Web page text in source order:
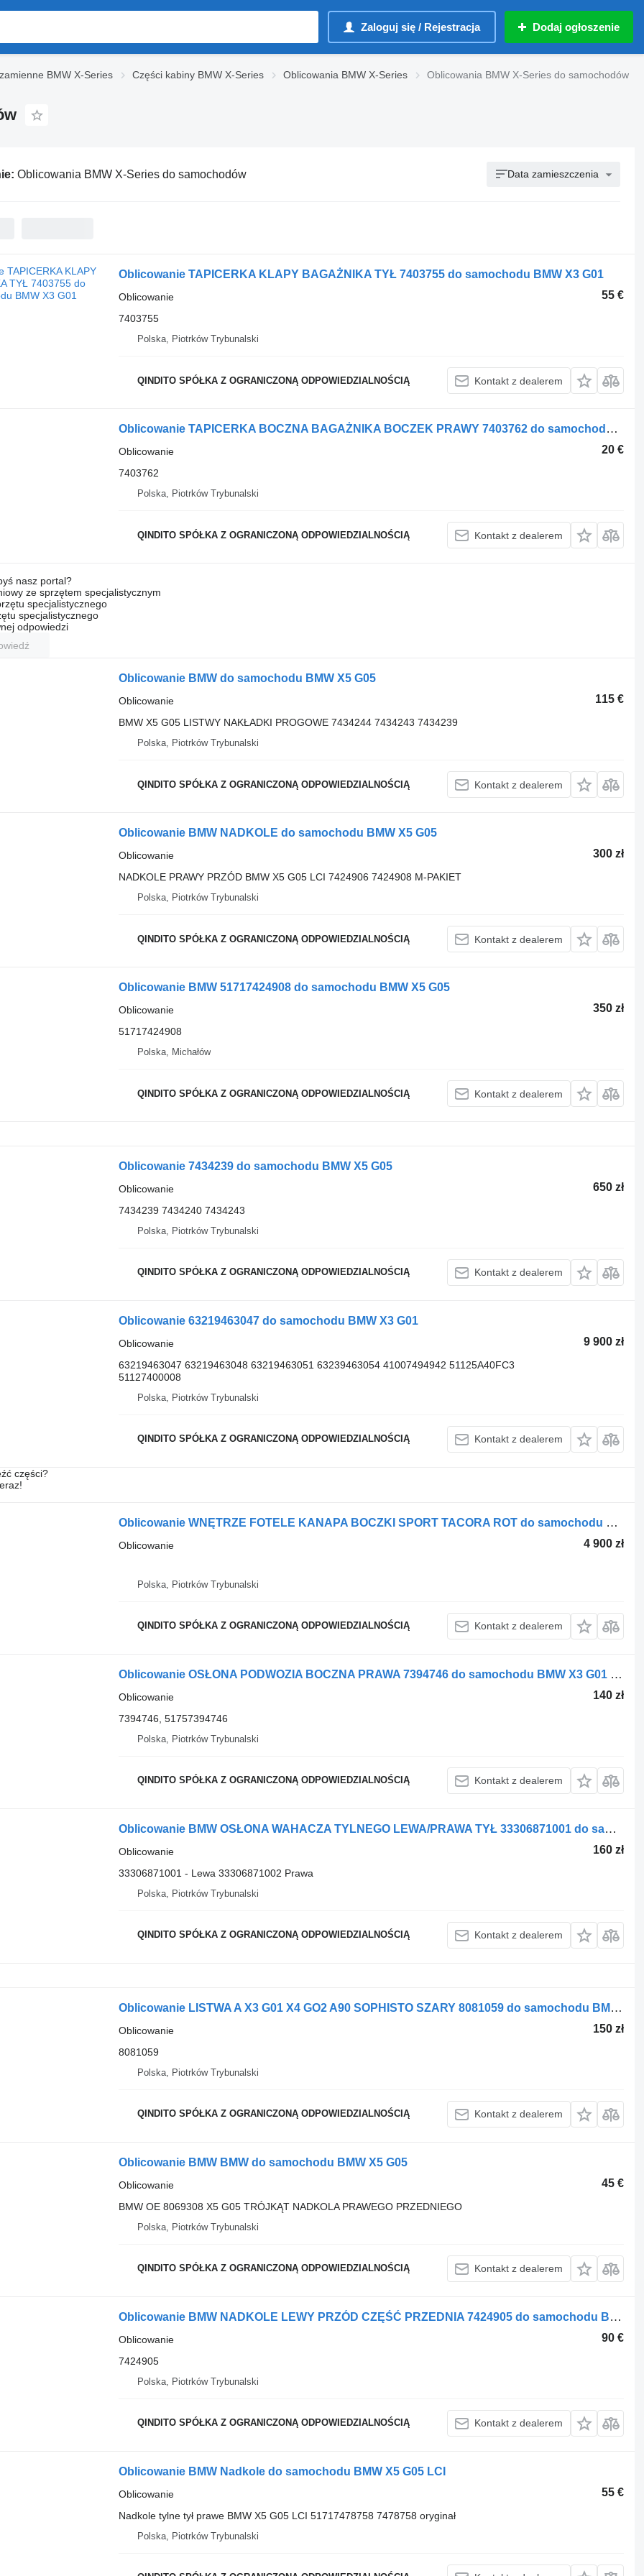
Zaloguj się / Rejestracja Dodaj ogłoszenie
BMW X-Series Części kabiny BMW X-Series Oblicowania BMW X-Series Oblicowania BMW X-Series do samochodów
Oblicowania BMW X-Series do samochodów Data zamieszczenia
Oblicowanie TAPICERKA KLAPY BAGAŻNIKA TYŁ 7403755 do samochodu BMW X3 G01
55 €
Oblicowanie
7403755
Polska, Piotrków Trybunalski
QINDITO SPÓŁKA Z OGRANICZONĄ ODPOWIEDZIALNOŚCIĄ Kontakt z dealerem
Oblicowanie TAPICERKA BOCZNA BAGAŻNIKA BOCZEK PRAWY 7403762 do samochodu BMW X3 G01
20 €
Oblicowanie
7403762
Polska, Piotrków Trybunalski
QINDITO SPÓŁKA Z OGRANICZONĄ ODPOWIEDZIALNOŚCIĄ Kontakt z dealerem
nasz portal?
ze sprzętem specjalistycznym
specjalistycznego
specjalistycznego
odpowiedzi
Oblicowanie BMW do samochodu BMW X5 G05
115 €
Oblicowanie
BMW X5 G05 LISTWY NAKŁADKI PROGOWE 7434244 7434243 7434239
Polska, Piotrków Trybunalski
QINDITO SPÓŁKA Z OGRANICZONĄ ODPOWIEDZIALNOŚCIĄ Kontakt z dealerem
Oblicowanie BMW NADKOLE do samochodu BMW X5 G05
300 zł
Oblicowanie
NADKOLE PRAWY PRZÓD BMW X5 G05 LCI 7424906 7424908 M-PAKIET
Polska, Piotrków Trybunalski
QINDITO SPÓŁKA Z OGRANICZONĄ ODPOWIEDZIALNOŚCIĄ Kontakt z dealerem
Oblicowanie BMW 51717424908 do samochodu BMW X5 G05
350 zł
Oblicowanie
51717424908
Polska, Michałów
QINDITO SPÓŁKA Z OGRANICZONĄ ODPOWIEDZIALNOŚCIĄ Kontakt z dealerem
Oblicowanie 7434239 do samochodu BMW X5 G05
650 zł
Oblicowanie
7434239 7434240 7434243
Polska, Piotrków Trybunalski
QINDITO SPÓŁKA Z OGRANICZONĄ ODPOWIEDZIALNOŚCIĄ Kontakt z dealerem
Oblicowanie 63219463047 do samochodu BMW X3 G01
9 900 zł
Oblicowanie
63219463047 63219463048 63219463051 63239463054 41007494942 51125A40FC3
51127400008
Polska, Piotrków Trybunalski
QINDITO SPÓŁKA Z OGRANICZONĄ ODPOWIEDZIALNOŚCIĄ Kontakt z dealerem
części?
Oblicowanie WNĘTRZE FOTELE KANAPA BOCZKI SPORT TACORA ROT do samochodu BMW X4 G02
4 900 zł
Oblicowanie
Polska, Piotrków Trybunalski
QINDITO SPÓŁKA Z OGRANICZONĄ ODPOWIEDZIALNOŚCIĄ Kontakt z dealerem
Oblicowanie OSŁONA PODWOZIA BOCZNA PRAWA 7394746 do samochodu BMW X3 G01 X4 G02
140 zł
Oblicowanie
7394746, 51757394746
Polska, Piotrków Trybunalski
QINDITO SPÓŁKA Z OGRANICZONĄ ODPOWIEDZIALNOŚCIĄ Kontakt z dealerem
Oblicowanie BMW OSŁONA WAHACZA TYLNEGO LEWA/PRAWA TYŁ 33306871001 do samochodu BMW X3 G01 X4 GO2
160 zł
Oblicowanie
33306871001 - Lewa 33306871002 Prawa
Polska, Piotrków Trybunalski
QINDITO SPÓŁKA Z OGRANICZONĄ ODPOWIEDZIALNOŚCIĄ Kontakt z dealerem
Oblicowanie LISTWA A X3 G01 X4 GO2 A90 SOPHISTO SZARY 8081059 do samochodu BMW X3
150 zł
Oblicowanie
8081059
Polska, Piotrków Trybunalski
QINDITO SPÓŁKA Z OGRANICZONĄ ODPOWIEDZIALNOŚCIĄ Kontakt z dealerem
Oblicowanie BMW BMW do samochodu BMW X5 G05
45 €
Oblicowanie
BMW OE 8069308 X5 G05 TRÓJKĄT NADKOLA PRAWEGO PRZEDNIEGO
Polska, Piotrków Trybunalski
QINDITO SPÓŁKA Z OGRANICZONĄ ODPOWIEDZIALNOŚCIĄ Kontakt z dealerem
Oblicowanie BMW NADKOLE LEWY PRZÓD CZĘŚĆ PRZEDNIA 7424905 do samochodu BMW X5 G05
90 €
Oblicowanie
7424905
Polska, Piotrków Trybunalski
QINDITO SPÓŁKA Z OGRANICZONĄ ODPOWIEDZIALNOŚCIĄ Kontakt z dealerem
Oblicowanie BMW Nadkole do samochodu BMW X5 G05 LCI
55 €
Oblicowanie
Nadkole tylne tył prawe BMW X5 G05 LCI 51717478758 7478758 oryginał
Polska, Piotrków Trybunalski